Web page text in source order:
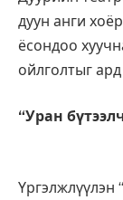
дуун анги
ёсондоо
ойлголтыг ард
“Уран
Үргэлжлүүлэн